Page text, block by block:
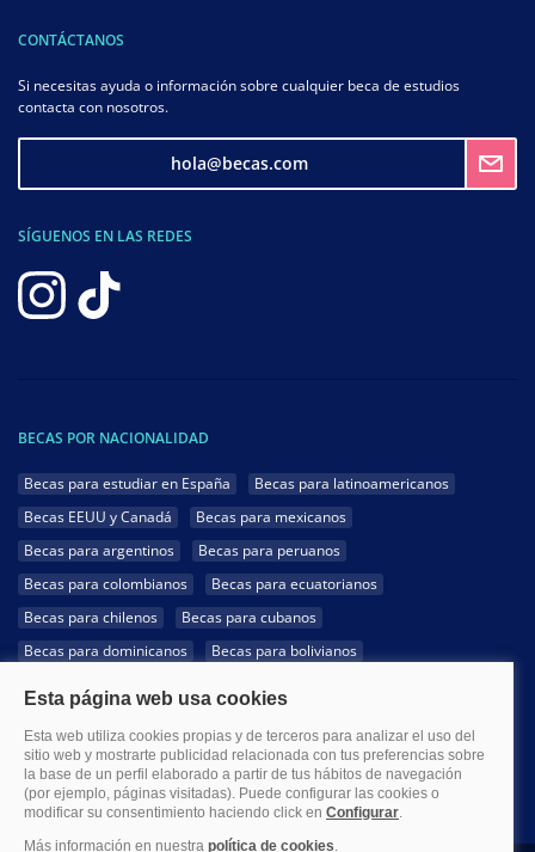
CONTÁCTANOS
Si necesitas ayuda o información sobre cualquier beca de estudios
contacta con nosotros.
hola@becas.com
SÍGUENOS EN LAS REDES
BECAS POR NACIONALIDAD
Becas para estudiar en España
Becas para latinoamericanos
Becas EEUU y Canadá
Becas para mexicanos
Becas para argentinos
Becas para peruanos
Becas para colombianos
Becas para ecuatorianos
Becas para chilenos
Becas para cubanos
Becas para dominicanos
Becas para bolivianos
Becas para hondureños
Becas para paraguayos
Becas para uruguayos
Becas para salvadoreños